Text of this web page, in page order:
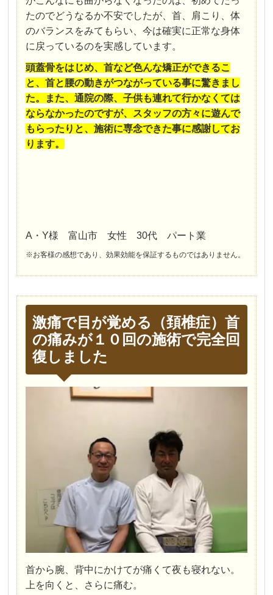
たのでどうなるか不安でしたが、首、肩こり、体
のバランスをみてもらい、今は確実に正常な身体
に戻っているのを実感しています。
頭蓋骨をはじめ、首など色んな矯正ができるこ
と、首と腰の動きがつながっている事に驚きまし
た。また、通院の際、子供も連れて行かなくては
ならなかったのですが、スタッフの方々に遊んで
もらったりと、施術に専念できた事に感謝してお
ります。
A・Y様 富山市 女性 30代 パート業
※お客様の感想であり、効果効能を保証するものではありません。
激痛で目が覚める（頚椎症）首
の痛みが１０回の施術で完全回
復しました
首から腕、背中にかけてが痛くて夜も寝れない。
上を向くと、さらに痛む。